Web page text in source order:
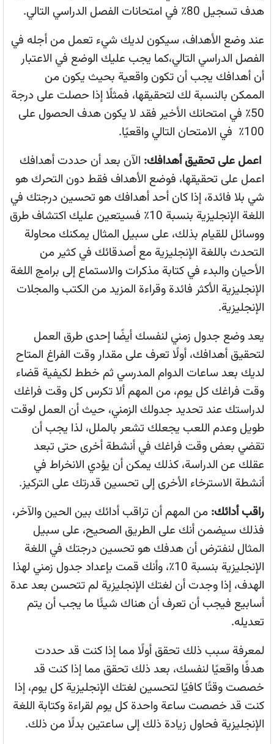
هدف تسجيل 80٪ في امتحانات الفصل الدراسي التالي.
عند وضع الأهداف، سيكون لديك شيء تعمل من أجله في
الفصل الدراسي التالي،كما يجب عليك الوضع في الاعتبار
أن أهدافك يجب أن تكون واقعية بحيث يكون من
الممكن بالنسبة لك لتحقيقها، فمثلًا إذا حصلت على درجة
50٪ في امتحانك الأخير فقد لا يكون هدف الحصول على
100٪ في الامتحان التالي واقعيًا.
اعمل على تحقيق أهدافك: الآن بعد أن حددت أهدافك
اعمل على تحقيقها، فوضع الأهداف فقط دون التحرك هو
شي بلا فائدة، إذا كان أحد أهدافك هو تحسين درجتك في
اللغة الإنجليزية بنسبة 10٪ فسيتعين عليك اكتشاف طرق
ووسائل للقيام بذلك، على سبيل المثال يمكنك محاولة
التحدث باللغة الإنجليزية مع أصدقائك في كثير من
الأحيان والبدء في كتابة مذكرات والاستماع إلى برامج اللغة
الإنجليزية الأكثر فائدة وقراءة المزيد من الكتب والمجلات
الإنجليزية.
يعد وضع جدول زمني لنفسك أيضًا إحدى طرق العمل
لتحقيق أهدافك، أولًا تعرف على مقدار وقت الفراغ المتاح
لديك بعد ساعات الدوام المدرسي ثم خطط لكيفية قضاء
وقت فراغك كل يوم، من المهم ألا تكرس كل وقت فراغك
لدراستك عند تحديد جدولك الزمني، حيث أن العمل لوقت
طويل وعدم اللعب يجعلك تشعر بالملل، لذا يجب أن
تقضي بعض وقت فراغك في أنشطة أخرى حتى تبعد
عقلك عن الدراسة، كذلك يمكن أن يؤدي الانخراط في
أنشطة الاسترخاء الأخرى إلى تحسين قدرتك على التركيز.
راقب أدائك: من المهم أن تراقب أدائك بين الحين والآخر،
فذلك سيضمن أنك على الطريق الصحيح، على سبيل
المثال لنفترض أن هدفك هو تحسين درجتك في اللغة
الإنجليزية بنسبة 10٪، وأنك قمت بإعداد جدول زمني لهذا
الهدف، إذا وجدت أن لغتك الإنجليزية لم تتحسن بعد عدة
أسابيع فيجب أن تعرف أن هناك شيئًا ما يجب أن يتم
تعديله.
لمعرفة سبب ذلك تحقق أولًا مما إذا كنت قد حددت
هدفًا واقعيًا لنفسك، بعد ذلك تحقق مما إذا كنت قد
خصصت وقتًا كافيًا لتحسين لغتك الإنجليزية كل يوم، إذا
كنت قد خصصت ساعة واحدة كل يوم لقراءة وكتابة اللغة
الإنجليزية فحاول زيادة ذلك إلى ساعتين بدلًا من ذلك.